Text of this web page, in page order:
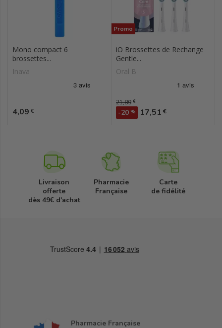
Mono compact 6
brossettes...
Inava
Prix
4,09 €
Promo
iO Brossettes de Rechange
Gentle...
Oral B
Prix de base
21,89 €
-20 % Prix
17,51 €
Livraison
offerte
dès 49€ d'achat
Pharmacie
Française
Carte
de fidélité
Pharmacie Française